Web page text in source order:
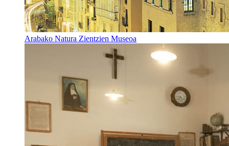
Arabako Natura Zientzien Museoa